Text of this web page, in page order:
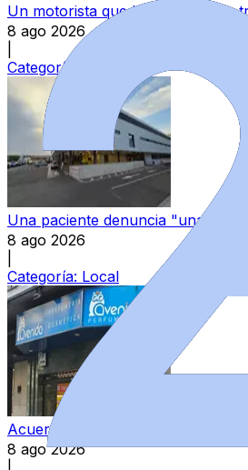
Un motorista queda inconsciente
8 ago 2026
Categoría:
Una paciente denuncia "una
8 ago 2026
Categoría: Local
Acuerdo entre Perfumerías
8 ago 2026